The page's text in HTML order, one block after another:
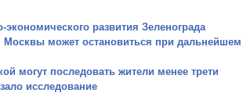
развития Зеленограда
Москвы может остановиться при дальнейшем
могут последовать жители менее трети
исследование